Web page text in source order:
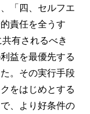
「四、セルフエ
責任を全うす
有されるべき
益を最優先する
。その実行手段
をはじめとする
、より好条件の